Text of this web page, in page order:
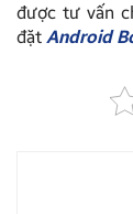
được tư vấn
đặt Android